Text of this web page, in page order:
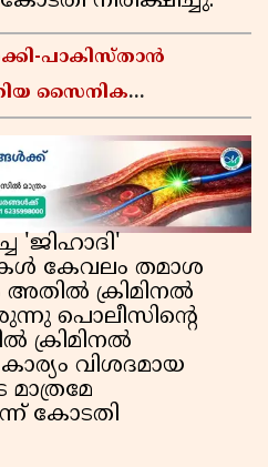
പാകിസ്താൻ
സൈനിക
'ജിഹാദി'
കേവലം തമാശ
ക്രിമിനൽ
പൊലീസിന്റെ
ക്രിമിനൽ
വിശദമായ
കോടതി